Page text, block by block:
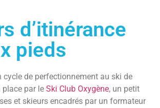
d’itinérance
pieds
cycle de perfectionnement au ski de
place par le Ski Club Oxygène, un petit
et skieurs encadrés par un formateur